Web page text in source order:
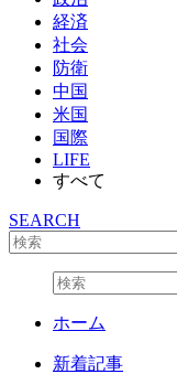
経済
社会
防衛
中国
米国
国際
LIFE
すべて
SEARCH
ホーム
新着記事